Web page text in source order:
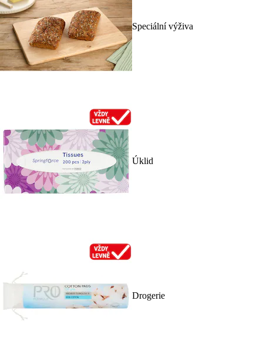
Speciální výživa
Úklid
Drogerie